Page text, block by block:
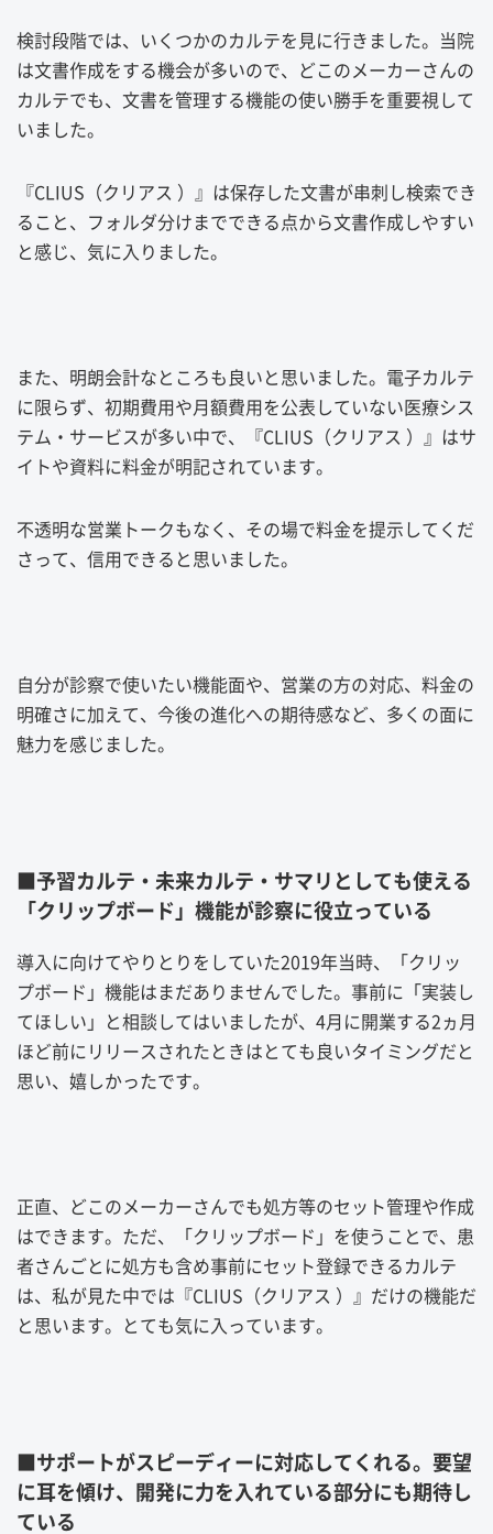
検討段階では、いくつかのカルテを見に行きました。当院
は文書作成をする機会が多いので、どこのメーカーさんの
カルテでも、文書を管理する機能の使い勝手を重要視して
いました。
『CLIUS（クリアス ）』は保存した文書が串刺し検索でき
ること、フォルダ分けまでできる点から文書作成しやすい
と感じ、気に入りました。
また、明朗会計なところも良いと思いました。電子カルテ
に限らず、初期費用や月額費用を公表していない医療シス
テム・サービスが多い中で、『CLIUS（クリアス ）』はサ
イトや資料に料金が明記されています。
不透明な営業トークもなく、その場で料金を提示してくだ
さって、信用できると思いました。
自分が診察で使いたい機能面や、営業の方の対応、料金の
明確さに加えて、今後の進化への期待感など、多くの面に
魅力を感じました。
■予習カルテ・未来カルテ・サマリとしても使える
「クリップボード」機能が診察に役立っている
導入に向けてやりとりをしていた2019年当時、「クリッ
プボード」機能はまだありませんでした。事前に「実装し
てほしい」と相談してはいましたが、4月に開業する2ヵ月
ほど前にリリースされたときはとても良いタイミングだと
思い、嬉しかったです。
正直、どこのメーカーさんでも処方等のセット管理や作成
はできます。ただ、「クリップボード」を使うことで、患
者さんごとに処方も含め事前にセット登録できるカルテ
は、私が見た中では『CLIUS（クリアス ）』だけの機能だ
と思います。とても気に入っています。
■サポートがスピーディーに対応してくれる。要望
に耳を傾け、開発に力を入れている部分にも期待し
ている